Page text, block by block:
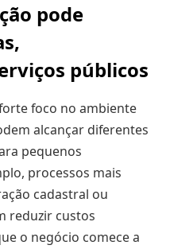
pode
públicos
foco no ambiente
alcançar diferentes
pequenos
processos mais
cadastral ou
reduzir custos
o negócio comece a